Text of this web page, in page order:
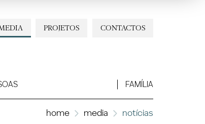
CONTACTOS
PROJETOS
FAMÍLIA
home media notícias